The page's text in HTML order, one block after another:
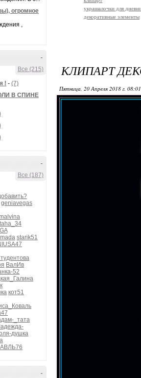
огромное
,
-
Все (215)
! - (7)
В СПИНЕ
-
Все (187)
geniavegas
starik51
ВалИв
52
кот51
_тата
душка
-
украшалочки для
декоративные элементы
КЛИПАРТ
Пятница, 20 Апреля 2018 г.